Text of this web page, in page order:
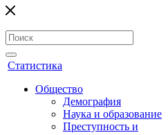
Статистика
Общество
Демография
Наука и образование
Преступность и